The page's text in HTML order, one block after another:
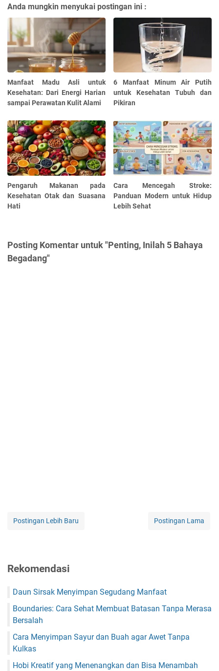
Anda mungkin menyukai postingan ini :
Manfaat Madu Asli untuk
Kesehatan: Dari Energi Harian
sampai Perawatan Kulit Alami
6 Manfaat Minum Air Putih
untuk Kesehatan Tubuh dan
Pikiran
Pengaruh Makanan pada
Kesehatan Otak dan Suasana
Hati
Cara Mencegah Stroke:
Panduan Modern untuk Hidup
Lebih Sehat
Posting Komentar untuk "Penting, Inilah 5 Bahaya
Begadang"
Postingan Lebih Baru Postingan Lama
Rekomendasi
Daun Sirsak Menyimpan Segudang Manfaat
Boundaries: Cara Sehat Membuat Batasan Tanpa Merasa
Bersalah
Cara Menyimpan Sayur dan Buah agar Awet Tanpa
Kulkas
Hobi Kreatif yang Menenangkan dan Bisa Menambah